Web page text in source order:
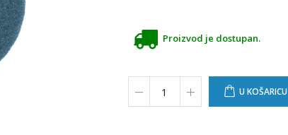
Proizvod je dostupan.
U KOŠARICU